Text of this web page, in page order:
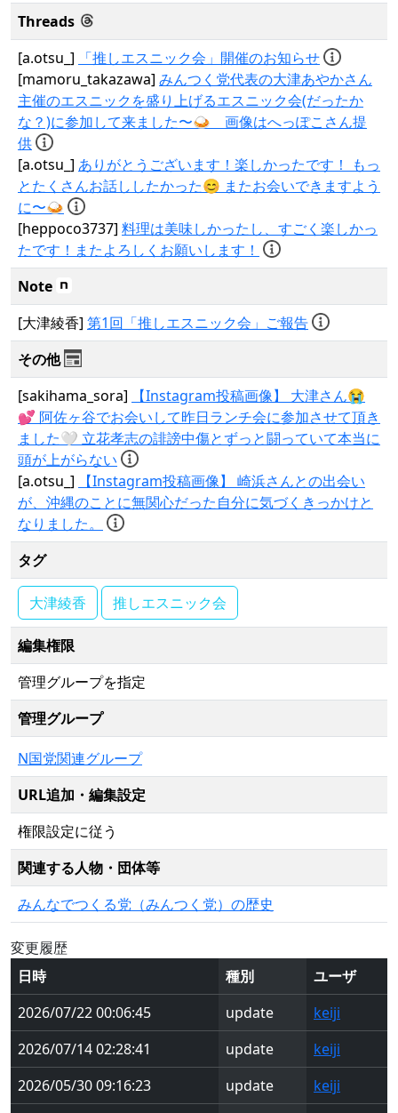
Threads
[a.otsu_]
「推しエスニック会」開催のお知らせ
[mamoru_takazawa] みんつく党代表の大津あやかさん
主催のエスニックを盛り上げるエスニック会(だったか
な？)に参加して来ました〜🍛 画像はへっぽこさん提
供
[a.otsu_] ありがとうございます！楽しかったです！ もっ
とたくさんお話ししたかった😊 またお会いできますよう
に〜🍛
[heppoco3737] 料理は美味しかったし、すごく楽しかっ
たです！またよろしくお願いします！
Note
[大津綾香] 第1回「推しエスニック会」ご報告
その他
[sakihama_sora]
【Instagram投稿画像】 大津さん😭
💕 阿佐ヶ谷でお会いして昨日ランチ会に参加させて頂き
ました🤍 立花孝志の誹謗中傷とずっと闘っていて本当に
頭が上がらない
[a.otsu_]
【Instagram投稿画像】 崎浜さんとの出会い
が、沖縄のことに無関心だった自分に気づくきっかけと
なりました。
タグ
大津綾香 推しエスニック会
編集権限
管理グループを指定
管理グループ
N国党関連グループ
URL追加・編集設定
権限設定に従う
関連する人物・団体等
みんなでつくる党（みんつく党）の歴史
変更履歴
日時
種別
ユーザ
2026/07/22 00:06:45
update
keiji
2026/07/14 02:28:41
update
keiji
2026/05/30 09:16:23
update
keiji